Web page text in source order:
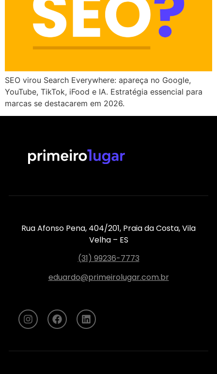
SEO virou Search Everywhere: apareça no Google,
YouTube, TikTok, iFood e IA. Estratégia essencial para
marcas se destacarem em 2026.
Rua Afonso Pena, 404/201, Praia da Costa, Vila
Velha – ES
(31) 99236-7773
eduardo@primeirolugar.com.br